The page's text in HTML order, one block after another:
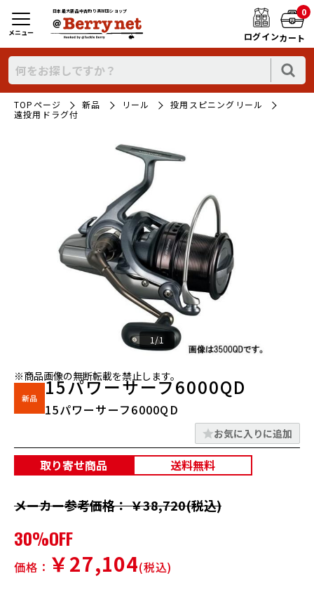
日本最大新品中古釣り具WEBショップ
ログイン
0
カート
メニュー
TOPページ 新品 リール
投用スピニングリール
遠投用ドラグ付
1/1
※商品画像の無断転載を禁止します。
15パワーサーフ6000QD
15パワーサーフ6000QD
お気に入りに追加
取り寄せ商品 送料無料
メーカー参考価格： ￥38,720(税込)
30%OFF
価格： ￥27,104(税込)